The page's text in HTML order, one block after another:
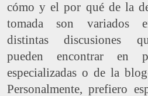
cómo y el por qué de la
tomada son variados
distintas discusiones
pueden encontrar en
especializadas o de la
Personalmente, prefiero